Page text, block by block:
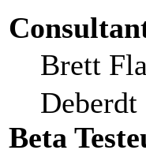
Brett
Deberdt
Beta